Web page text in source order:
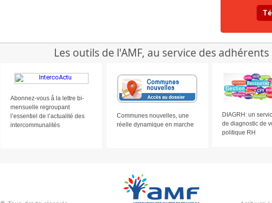
Les outils de l'AMF, au service des adhérents
Abonnez-vous å la lettre bi-
mensuelle regroupant
l’essentiel de l’actualité des
intercommunalités
Communes nouvelles, une
réelle dynamique en marche
DIAGRH: un
de diagnostic de
politique RH